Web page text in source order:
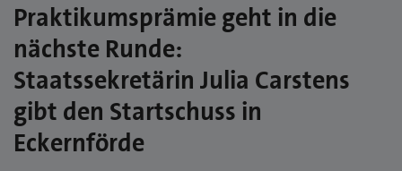
Praktikumsprämie geht in die
nächste Runde:
Staatssekretärin Julia Carstens
gibt den Startschuss in
Eckernförde